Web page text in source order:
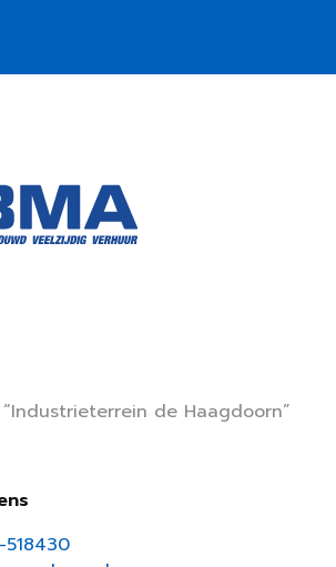
de Haagdoorn”